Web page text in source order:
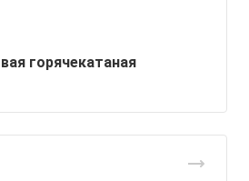
горячекатаная